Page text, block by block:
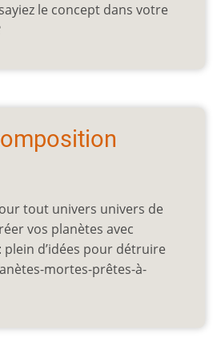
le concept dans votre
tout univers univers de
vos planètes avec
d’idées pour détruire
mortes-prêtes-à-